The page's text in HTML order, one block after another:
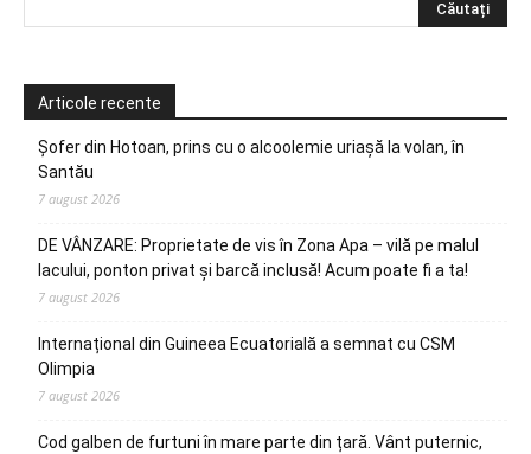
Articole recente
Șofer din Hotoan, prins cu o alcoolemie uriașă la volan, în
Santău
7 august 2026
DE VÂNZARE: Proprietate de vis în Zona Apa – vilă pe malul
lacului, ponton privat și barcă inclusă! Acum poate fi a ta!
7 august 2026
Internațional din Guineea Ecuatorială a semnat cu CSM
Olimpia
7 august 2026
Cod galben de furtuni în mare parte din țară. Vânt puternic,